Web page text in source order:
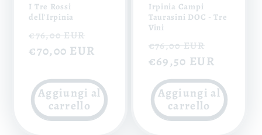
I Tre Rossi
dell'Irpinia
Prezzo
di
€76,00 EUR
scontato
€70,00 EUR
Aggiungi al
carrello
Irpinia Campi
Taurasini DOC - Tre
Vini
Prezzo
di
listino
€76,00 EUR
scontato
€69,50 EUR
Aggiungi al
carrello